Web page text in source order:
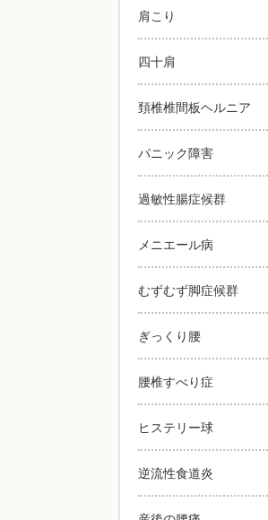
肩こり
四十肩
頚椎椎間板ヘルニア
パニック障害
過敏性腸症候群
メニエール病
むずむず脚症候群
ぎっくり腰
腰椎すべり症
ヒステリー球
逆流性食道炎